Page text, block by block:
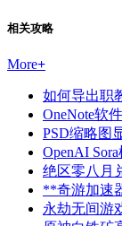
相关攻略
More+
如何导出职
OneNote软
PSD缩略图
OpenAI
绝区零八月
**奇游加速
永劫无间游